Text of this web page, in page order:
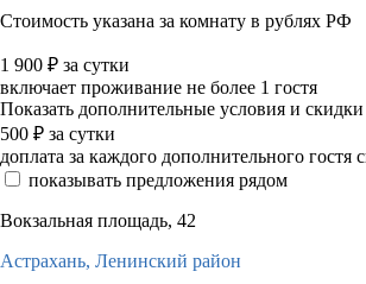
Стоимость указана за комнату в рублях РФ
1 900 ₽ за сутки
включает проживание не более 1 гостя
Показать дополнительные условия и скидки
500 ₽ за сутки
доплата за каждого дополнительного гостя
показывать предложения рядом
Вокзальная площадь, 42
Астрахань, Ленинский район